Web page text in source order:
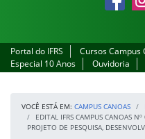
Portal do IFRS Cursos Campus
Especial 10 Anos
Ouvidoria
VOCÊ ESTÁ EM: CAMPUS CANOAS
EDITAL IFRS CAMPUS CANOAS
PROJETO DE PESQUISA,